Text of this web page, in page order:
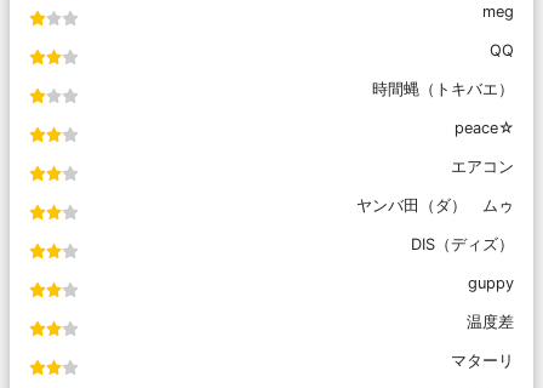
meg
QQ
時間蝿（トキバエ）
peace☆
エアコン
ヤンバ田（ダ） ムゥ
DIS（ディズ）
guppy
温度差
マターリ